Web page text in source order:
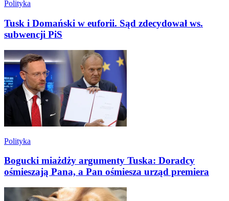
Polityka
Tusk i Domański w euforii. Sąd zdecydował ws.
subwencji PiS
Polityka
Bogucki miażdży argumenty Tuska: Doradcy
ośmieszają Pana, a Pan ośmiesza urząd premiera